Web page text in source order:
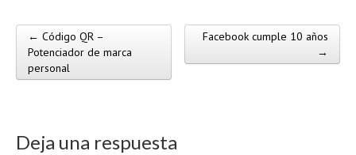
Post navigation
← Código QR –
Potenciador de marca
personal
Facebook cumple 10 años
→
Deja una respuesta